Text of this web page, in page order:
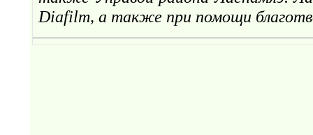
Diafilm, а также при помощи